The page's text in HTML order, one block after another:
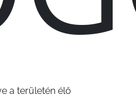
a területén élő